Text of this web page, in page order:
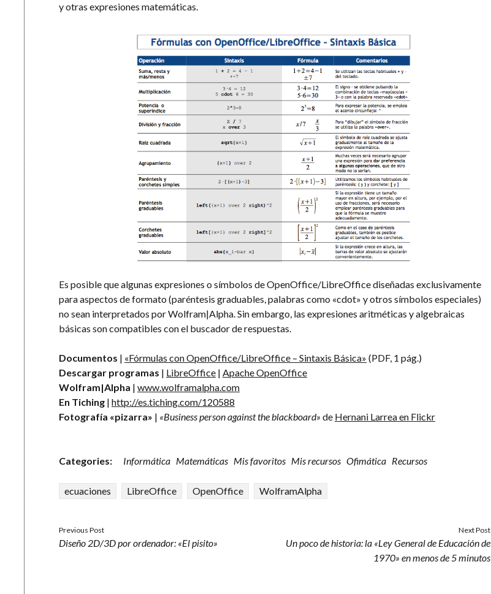
y otras expresiones matemáticas.
Es posible que algunas expresiones o símbolos de OpenOffice/LibreOffice diseñadas exclusivamente
para aspectos de formato (paréntesis graduables, palabras como «cdot» y otros símbolos especiales)
no sean interpretados por Wolfram|Alpha. Sin embargo, las expresiones aritméticas y algebraicas
básicas son compatibles con el buscador de respuestas.
Documentos | «Fórmulas con OpenOffice/LibreOffice – Sintaxis Básica» (PDF, 1 pág.)
Descargar programas | LibreOffice| Apache OpenOffice
Wolfram|Alpha | www.wolframalpha.com
En Tiching| http://es.tiching.com/120588
Fotografía «pizarra» | «Business person against the blackboard» de Hernani Larrea en Flickr
Categories: Informática Matemáticas Mis favoritos Mis recursos Ofimática Recursos
ecuaciones LibreOffice OpenOffice WolframAlpha
Previous Post
Diseño 2D/3D por ordenador: «El pisito»
Next Post
Un poco de historia: la «Ley General de Educación de
1970» en menos de 5 minutos